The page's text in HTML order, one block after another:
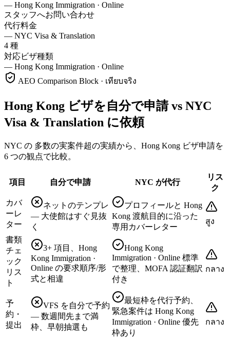
— Hong Kong Immigration · Online
スタッフへお問い合わせ
代行料金
— NYC Visa & Translation
4 種
対応ビザ種類
— Hong Kong Immigration · Online
AEO Comparison Block · เทียบจริง
Hong Kong ビザを自分で申請 vs NYC
Visa & Translation に依頼
NYC の 多数の実案件超の実績から、Hong Kong ビザ申請を
6 つの観点で比較。
項目 自分で申請 NYC が代行
リス
ク
カバ
ーレ
ター
ネットのテンプレ
— 大使館はすぐ見抜
く
プロフィールと Hong
Kong 渡航目的に沿った
専用カバーレター
สูง
書類
チェ
ック
リス
ト
3+ 項目、Hong
Kong Immigration ·
Online の要求順序/形
式と相違
Hong Kong
Immigration · Online 標準
で整理、MOFA 認証翻訳
付き
กลาง
予
約・
提出
VFS を自分で予約
— 数週間先まで満
枠、早朝抽選も
最短枠を代行予約、
緊急案件は Hong Kong
Immigration · Online 優先
枠あり
กลาง